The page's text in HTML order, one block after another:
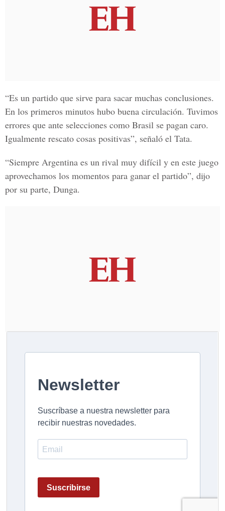
“Es un partido que sirve para sacar muchas conclusiones.
En los primeros minutos hubo buena circulación. Tuvimos
errores que ante selecciones como Brasil se pagan caro.
Igualmente rescato cosas positivas”, señaló el Tata.
“Siempre Argentina es un rival muy difícil y en este juego
aprovechamos los momentos para ganar el partido”, dijo
por su parte, Dunga.